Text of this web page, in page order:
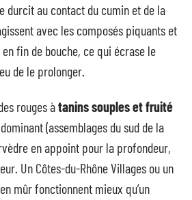
durcit au contact du cumin et de la
avec les composés piquants et
fin de bouche, ce qui écrase le
de le prolonger.
rouges àtanins souples et fruité
(assemblages du sud de la
en appoint pour la profondeur,
Un Côtes-du-Rhône Villages ou un
mûr fonctionnent mieux qu’un